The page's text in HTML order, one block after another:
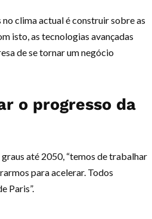
clima actual é construir sobre as
isto, as tecnologias avançadas
de se tornar um negócio
o progresso da
até 2050, “temos de trabalhar
para acelerar. Todos
Paris”.